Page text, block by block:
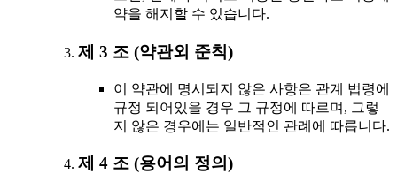
약을 해지할 수 있습니다.
제 3 조 (약관외 준칙)
이 약관에 명시되지 않은 사항은 관계 법령에
규정 되어있을 경우 그 규정에 따르며, 그렇
지 않은 경우에는 일반적인 관례에 따릅니다.
제 4 조 (용어의 정의)